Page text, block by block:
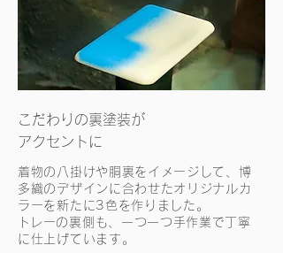
こだわりの裏塗装が
​アクセントに
着物の八掛けや胴裏をイメージして、博
多織のデザインに合わせたオリジナルカ
ラーを新たに3色を作りました。
​トレーの裏側も、一つ一つ手作業で丁寧
に仕上げています。